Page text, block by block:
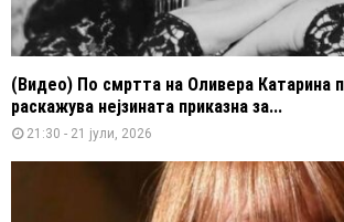
(Видео) По смртта на Оливера Катарина
раскажува нејзината приказна за...
21:30 - 21 јули, 2026